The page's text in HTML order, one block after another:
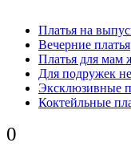
Платья на
Вечерние платья
Платья для мам
Для подружек
Эксклюзивные
Коктейльные
0